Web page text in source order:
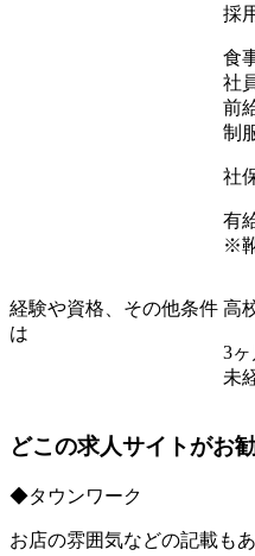
採
食
社
前
制
社
有
※
経験や資格、その他条件
は
高
3
未
どこの求人サイトがお
◆タウンワーク
お店の雰囲気などの記載も